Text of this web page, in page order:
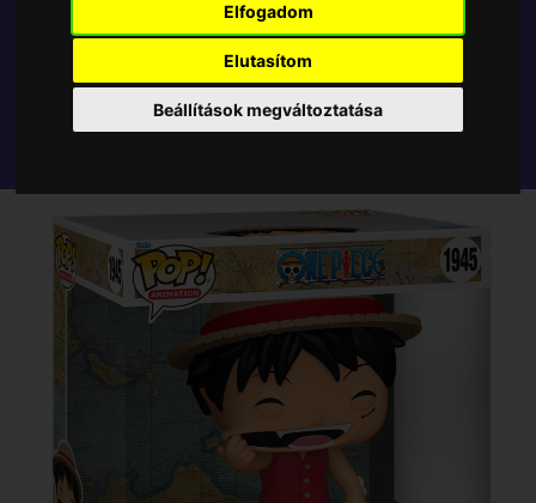
Elfogadom
Elutasítom
Beállítások megváltoztatása